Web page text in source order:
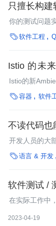
只擅长构建
的软件 |
你的测试问题
软件工程
Istio 的未
Sidecar
Istio的新
容器 软件
不读代码也
开发人员的大
语言 & 开发
软件测试 /
在实际工作中
使用硬编码
试》 中，已经
2023-04-19